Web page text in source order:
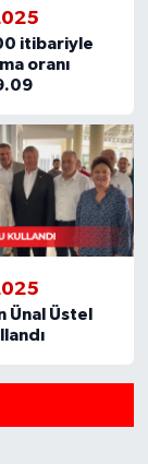
itibariyle
oranı
Ünal Üstel